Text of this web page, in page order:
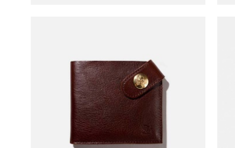
Il Bisonte Buckled Wallet